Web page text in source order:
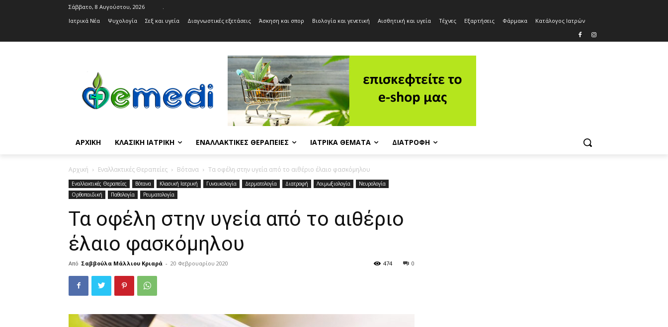
Σάββατο, 8 Αυγούστου, 2026
.
Ιατρικά Νέα
Ψυχολογία Σεξ και υγεία Διαγνωστικές εξετάσεις Άσκηση και σπορ Βιολογία και γενετική Αισθητική και υγεία Τέχνες Εξαρτήσεις Φάρμακα Κατάλογος Ιατρών
ΑΡΧΙΚΉ ΚΛΑΣΙΚΉ ΙΑΤΡΙΚΉ ΕΝΑΛΛΑΚΤΙΚΈΣ ΘΕΡΑΠΕΊΕΣ ΙΑΤΡΙΚΆ ΘΈΜΑΤΑ ΔΙΑΤΡΟΦΉ
Αρχική Εναλλακτικές Θεραπείες Βότανα Τα οφέλη στην υγεία από το αιθέριο έλαιο φασκόμηλου
Εναλλακτικές Θεραπείες Βότανα Κλασική Ιατρική Γυναικολογία Δερματολογία Διατροφή Λοιμωξιολογία
Νευρολογία
Ορθοπαιδική
Παθολογία Ρευματολογία
Τα οφέλη στην υγεία από το αιθέριο
έλαιο φασκόμηλου
Από Σαββούλα Μάλλιου Κριαρά - 20 Φεβρουαρίου 2020 0
474